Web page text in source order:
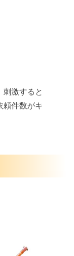
激すると
頼件数がキ